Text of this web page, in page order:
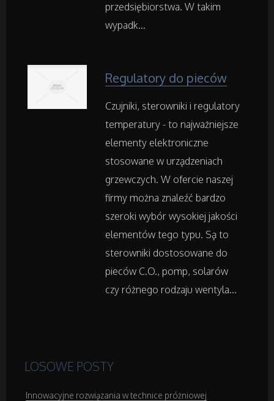
Wellness
Kosmetyki
Leczenie
Salony Kosmetyczne
Sprzęt Medyczny
Domeny
Oprogramowanie
Strony Internetowe
przedsiębiorstwa. W takim
wypadk...
Regulatory do pieców
Czujniki, sterowniki i regulatory
temperatury - to najważniejsze
elementy elektroniczne
stosowane w urządzeniach
grzewczych. W ofercie naszej
firmy można znaleźć bardzo
szeroki wybór wysokiej jakości
elementów tego typu. Są to
sterowniki dostosowane do
pieców C.O., pomp, solarów
czy różnego rodzaju wentyla...
LOSOWE POSTY
Innowacyjne rozwiązania w technice próżniowej